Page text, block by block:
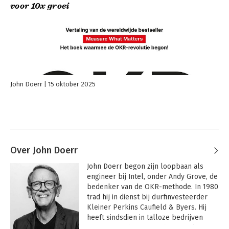
tempo ambitieuze doelen kan halen
voor 10x groei
John Doerr 15 oktober 2025
Over John Doerr
John Doerr begon zijn loopbaan als
engineer bij Intel, onder Andy Grove, de
bedenker van de OKR-methode. In 1980
trad hij in dienst bij durfinvesteerder
Kleiner Perkins Caufield & Byers. Hij
heeft sindsdien in talloze bedrijven